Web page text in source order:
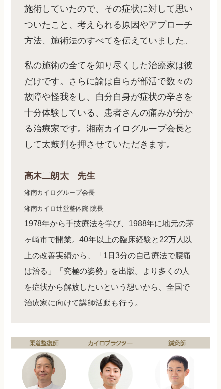
施術していたので、その症状に対して思い
ついたこと、考えられる原因やアプローチ
方法、施術法のすべてを伝えていました。
私の施術の全てを知り尽くした治療家は彼
だけです。さらに諭は自らが部活で数々の
故障や怪我をし、自分自身が症状の辛さを
十分体験している、患者さんの痛みが分か
る治療家です。湘南カイログループ会長と
して太鼓判を押させていただきます。
高木二朗太 先生
湘南カイログループ会長
湘南カイロ辻堂整体院 院長
1978年から手技療法を学び、1988年に地元の茅
ヶ崎市で開業。40年以上の臨床経験と22万人以
上の改善実績から、「1日3分の自己療法で腰痛
は治る」「究極の姿勢」を出版。より多くの人
を症状から解放したいという想いから、全国で
治療家に向けて講師活動も行う。